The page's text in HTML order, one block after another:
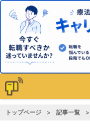
トップページ 記事一覧